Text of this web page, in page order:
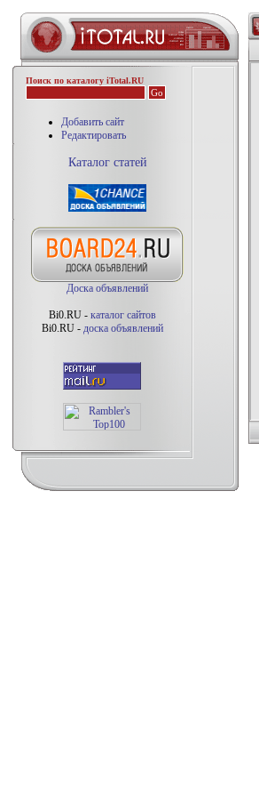
Поиск по каталогу iTotal.RU
Добавить сайт
Редактировать
Каталог статей
Доска объявлений
Bi0.RU - каталог сайтов
Bi0.RU - доска объявлений